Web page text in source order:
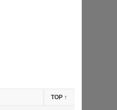
TOP ↑